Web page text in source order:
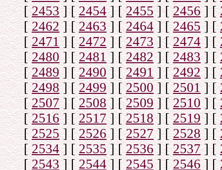
[2453] [2454] [2455] [2456] [
[2462] [2463] [2464] [2465] [
[2471] [2472] [2473] [2474] [
[2480] [2481] [2482] [2483] [
[2489] [2490] [2491] [2492] [
[2498] [2499] [2500] [2501] [
[2507] [2508] [2509] [2510] [
[2516] [2517] [2518] [2519] [
[2525] [2526] [2527] [2528] [
[2534] [2535] [2536] [2537] [
[2543] [2544] [2545] [2546] [